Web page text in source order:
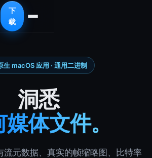
下
载
生 macOS 应用 · 通用二进制
洞悉
体文件。
流元数据、真实的帧缩略图、比特率